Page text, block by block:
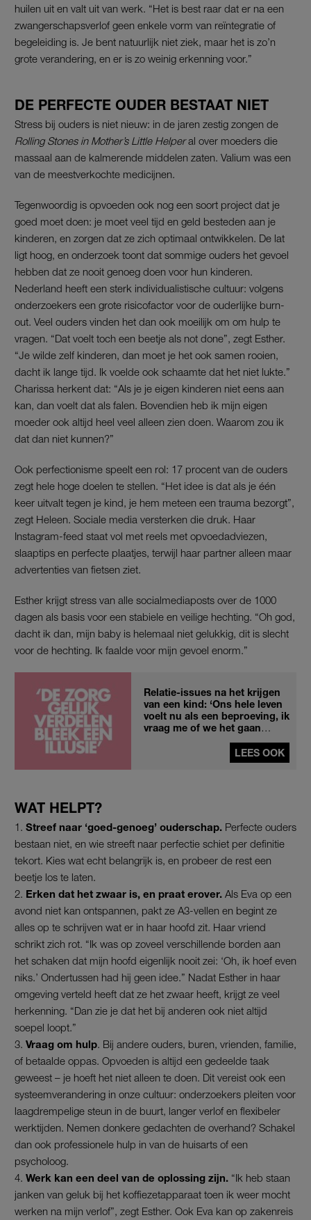
huilen uit en valt uit van werk. “Het is best raar dat er na een
zwangerschapsverlof geen enkele vorm van reïntegratie of
begeleiding is. Je bent natuurlijk niet ziek, maar het is zo’n
grote verandering, en er is zo weinig erkenning voor.”
DE PERFECTE OUDER BESTAAT NIET
Stress bij ouders is niet nieuw: in de jaren zestig zongen de
Rolling Stones in Mother’s Little Helperal over moeders die
massaal aan de kalmerende middelen zaten. Valium was een
van de meestverkochte medicijnen.
Tegenwoordig is opvoeden ook nog een soort project dat je
goed moet doen: je moet veel tijd en geld besteden aan je
kinderen, en zorgen dat ze zich optimaal ontwikkelen. De lat
ligt hoog, en onderzoek toont dat sommige ouders het gevoel
hebben dat ze nooit genoeg doen voor hun kinderen.
Nederland heeft een sterk individualistische cultuur: volgens
onderzoekers een grote risicofactor voor de ouderlijke burn-
out. Veel ouders vinden het dan ook moeilijk om om hulp te
vragen. “Dat voelt toch een beetje als not done”, zegt Esther.
“Je wilde zelf kinderen, dan moet je het ook samen rooien,
dacht ik lange tijd. Ik voelde ook schaamte dat het niet lukte.”
Charissa herkent dat: “Als je je eigen kinderen niet eens aan
kan, dan voelt dat als falen. Bovendien heb ik mijn eigen
moeder ook altijd heel veel alleen zien doen. Waarom zou ik
dat dan niet kunnen?”
Ook perfectionisme speelt een rol: 17 procent van de ouders
zegt hele hoge doelen te stellen. “Het idee is dat als je één
keer uitvalt tegen je kind, je hem meteen een trauma bezorgt”,
zegt Heleen. Sociale media versterken die druk. Haar
Instagram-feed staat vol met reels met opvoedadviezen,
slaaptips en perfecte plaatjes, terwijl haar partner alleen maar
advertenties van fietsen ziet.
Esther krijgt stress van alle socialmediaposts over de 1000
dagen als basis voor een stabiele en veilige hechting. “Oh god,
dacht ik dan, mijn baby is helemaal niet gelukkig, dit is slecht
voor de hechting. Ik faalde voor mijn gevoel enorm.”
Relatie-issues na het krijgen
van een kind: ‘Ons hele leven
voelt nu als een beproeving, ik
vraag me of we het gaan
LEES OOK
WAT HELPT?
Streef naar ‘goed-genoeg’ ouderschap. Perfecte ouders
bestaan niet, en wie streeft naar perfectie schiet per definitie
tekort. Kies wat echt belangrijk is, en probeer de rest een
beetje los te laten.
Erken dat het zwaar is, en praat erover. Als Eva op een
avond niet kan ontspannen, pakt ze A3-vellen en begint ze
alles op te schrijven wat er in haar hoofd zit. Haar vriend
schrikt zich rot. “Ik was op zoveel verschillende borden aan
het schaken dat mijn hoofd eigenlijk nooit zei: ‘Oh, ik hoef even
niks.’ Ondertussen had hij geen idee.” Nadat Esther in haar
omgeving verteld heeft dat ze het zwaar heeft, krijgt ze veel
herkenning. “Dan zie je dat het bij anderen ook niet altijd
soepel loopt.”
Vraag om hulp. Bij andere ouders, buren, vrienden, familie,
of betaalde oppas. Opvoeden is altijd een gedeelde taak
geweest – je hoeft het niet alleen te doen. Dit vereist ook een
systeemverandering in onze cultuur: onderzoekers pleiten voor
laagdrempelige steun in de buurt, langer verlof en flexibeler
werktijden. Nemen donkere gedachten de overhand? Schakel
dan ook professionele hulp in van de huisarts of een
psycholoog.
Werk kan een deel van de oplossing zijn. “Ik heb staan
janken van geluk bij het koffiezetapparaat toen ik weer mocht
werken na mijn verlof”, zegt Esther. Ook Eva kan op zakenreis